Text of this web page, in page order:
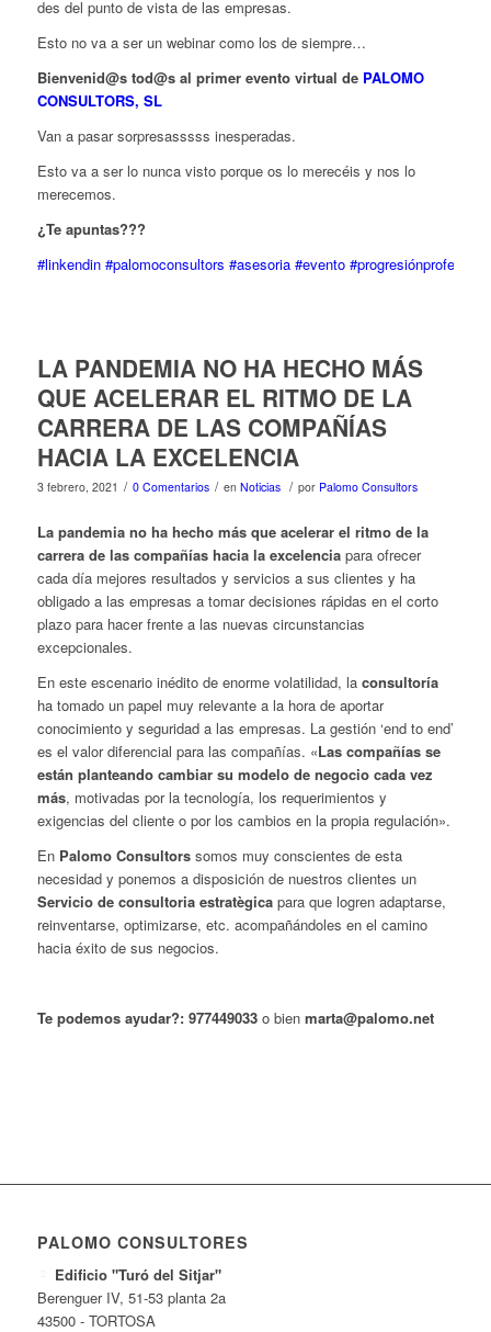
des del punto de vista de las empresas.
Esto no va a ser un webinar como los de siempre…
Bienvenid@s tod@s al primer evento virtual de PALOMO
CONSULTORS, SL
Van a pasar sorpresasssss inesperadas.
Esto va a ser lo nunca visto porque os lo merecéis y nos lo
merecemos.
¿Te apuntas???
#linkendin #palomoconsultors #asesoria #evento #progresiónprofesional
LA PANDEMIA NO HA HECHO MÁS
QUE ACELERAR EL RITMO DE LA
CARRERA DE LAS COMPAÑÍAS
HACIA LA EXCELENCIA
3 febrero, 2021 / 0 Comentarios / en Noticias / por Palomo Consultors
La pandemia no ha hecho más que acelerar el ritmo de la
carrera de las compañías hacia la excelenciapara ofrecer
cada día mejores resultados y servicios a sus clientes y ha
obligado a las empresas a tomar decisiones rápidas en el corto
plazo para hacer frente a las nuevas circunstancias
excepcionales.
En este escenario inédito de enorme volatilidad, la consultoría
ha tomado un papel muy relevante a la hora de aportar
conocimiento y seguridad a las empresas. La gestión ‘end to end’
es el valor diferencial para las compañías. «Las compañías se
están planteando cambiar su modelo de negocio cada vez
más, motivadas por la tecnología, los requerimientos y
exigencias del cliente o por los cambios en la propia regulación».
En Palomo Consultorssomos muy conscientes de esta
necesidad y ponemos a disposición de nuestros clientes un
Servicio de consultoria estratègicapara que logren adaptarse,
reinventarse, optimizarse, etc. acompañándoles en el camino
hacia éxito de sus negocios.
Te podemos ayudar?: 977449033o bien marta@palomo.net
PALOMO CONSULTORES
Edificio "Turó del Sitjar"
Berenguer IV, 51-53 planta 2a
43500 - TORTOSA